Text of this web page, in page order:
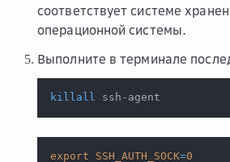
соответствует системе
операционной системы.
Выполните в терминале
killall ssh-agent
export SSH_AUTH_SOCK=0